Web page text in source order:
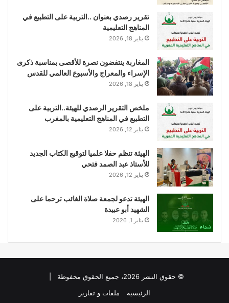
تقرير رصدي بعنوان ..التربية على التطبيع في
المناهج التعليمية
يناير 18, 2026
المغاربة ينتفضون نصرة للأقصى بمناسبة ذكرى
الإسراء والمعراج والأسبوع العالمي للقدس
يناير 18, 2026
ملخص التقرير الرصدي للهيئة..التربية على
التطبيع في المناهج التعليمية بالمغرب
يناير 12, 2026
الهيئة تنظم حفلا علميا لتوقيع الكتاب الجديد
للأستاذ عبد الصمد فتحي
يناير 12, 2026
الهيئة تدعو لجمعة صلاة الغائب ترحما على
الشهيد أبو عبيدة
يناير 1, 2026
© حقوق النشر 2026، جميع الحقوق محفوظة |
الرئيسية
ملفات و تقارير